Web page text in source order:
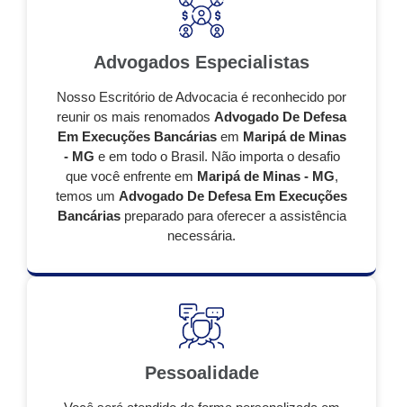
Advogados Especialistas
Nosso Escritório de Advocacia é reconhecido por
reunir os mais renomados Advogado De Defesa
Em Execuções Bancáriasem Maripá de Minas
- MG e em todo o Brasil. Não importa o desafio
que você enfrente em Maripá de Minas - MG,
temos um Advogado De Defesa Em Execuções
Bancáriaspreparado para oferecer a assistência
necessária.
Pessoalidade